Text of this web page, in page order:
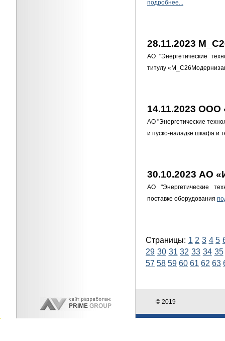
подробнее...
28.11.2023
АО "Энергетические
титулу
14.11.2023 ООО
АО "Энергетические
и пуско-наладке шкафа и
30.10.2023 АО
АО "Энергетические
поставке оборудования
Страницы: 1 2 3 4 5
29 30 31 32 33 34 35
57 58 59 60 61 62 63
© 2019